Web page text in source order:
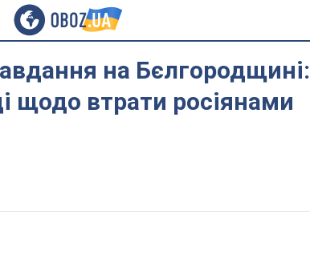
на Бєлгородщині:
щодо втрати росіянами